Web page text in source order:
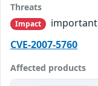
Threats
Impact
important
CVE-2007-5760
Affected products